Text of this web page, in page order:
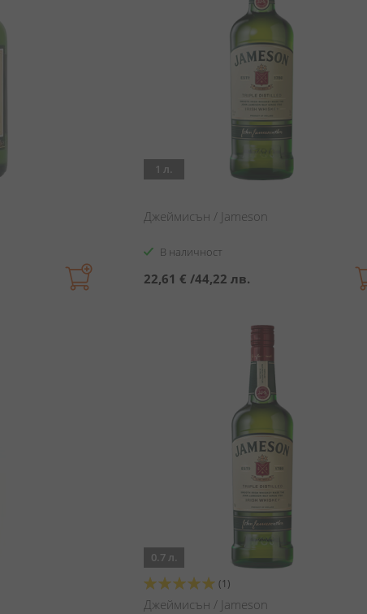
1 л.
Джеймисън / Jameson
В наличност
22,61 € /44,22 лв.
0.7 л.
Оценка:
100%
(1)
Джеймисън / Jameson